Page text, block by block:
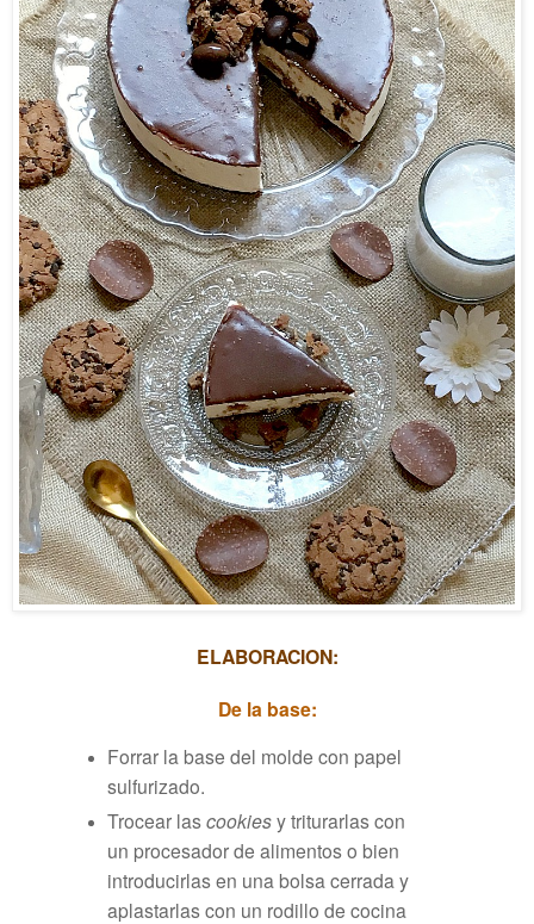
ELABORACION:
De la base:
Forrar la base del molde con papel
sulfurizado.
Trocear lascookiesy triturarlas con
un procesador de alimentos o bien
introducirlas en una bolsa cerrada y
aplastarlas con un rodillo de cocina